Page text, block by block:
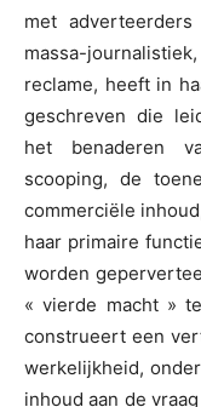
met
massa-
reclame, heeft in
geschreven die
het benaderen
scooping, de
commerciële
haar primaire
worden
« vierde macht »
construeert een
werkelijkheid,
inhoud aan de